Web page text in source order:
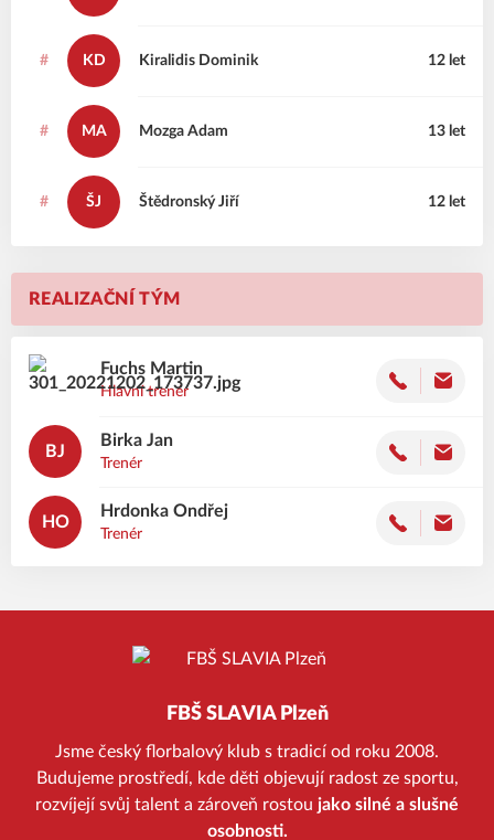
REALIZAČNÍ TÝM
Martin
Fuchs
Hlavní trenér
BJ
Jan
Birka
Trenér
HO
Ondřej
Hrdonka
Trenér
# KD Dominik
Kiralidis 12 let
# MA Adam
Mozga 13 let
# ŠJ Jiří
Štědronský 12 let
FBŠ SLAVIA Plzeň
Jsme český florbalový klub s tradicí od roku 2008.
Budujeme prostředí, kde děti objevují radost ze sportu,
rozvíjejí svůj talent a zároveň rostou jako silné a slušné
osobnosti.